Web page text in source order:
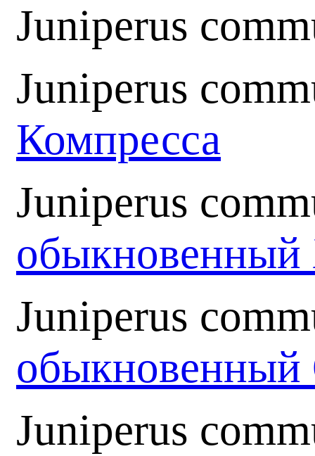
Juniperus
Juniperus
Компресса
Juniperus
Juniperus
Juniperus